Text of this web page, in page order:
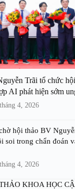
Trãi tổ chức
AI phát hiện sớm
4, 2026
hội thảo BV
soi trong chẩn đoán
4, 2026
KHOA HỌC